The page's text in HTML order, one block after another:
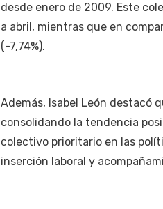
desde enero de 2009. Este
a abril, mientras que en
(-7,74%).
Además, Isabel León destacó
consolidando la tendencia
colectivo prioritario en las
inserción laboral y